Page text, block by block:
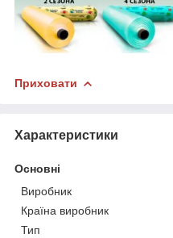
Приховати
Характеристики
Основні
Виробник
Країна виробник
Тип